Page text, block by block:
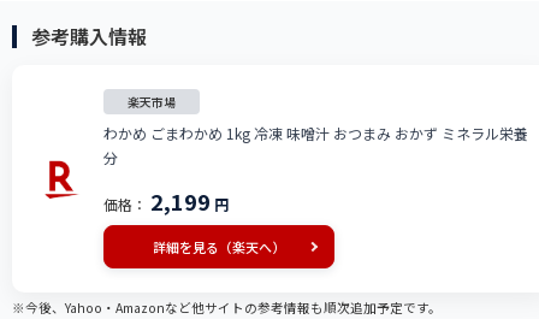
参考購入情報
楽天市場
わかめ ごまわかめ 1kg 冷凍 味噌汁 おつまみ おかず ミネラル栄養
分
価格： 2,199 円
詳細を見る（楽天へ）
※今後、Yahoo・Amazonなど他サイトの参考情報も順次追加予定です。